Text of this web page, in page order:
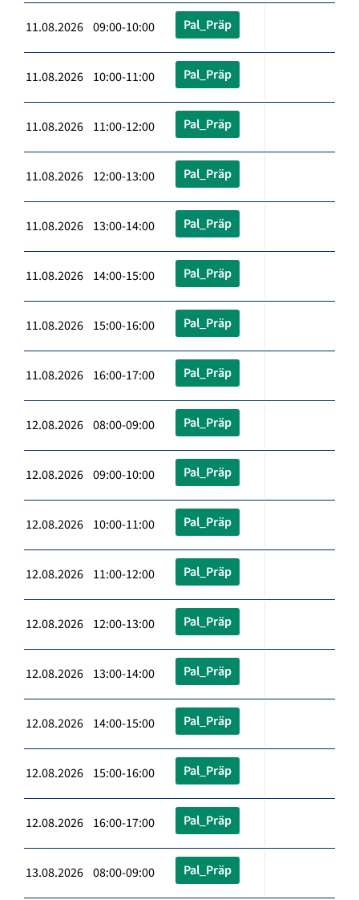
11.08.2026 09:00-10:00 Pal_Präp
11.08.2026 10:00-11:00 Pal_Präp
11.08.2026 11:00-12:00 Pal_Präp
11.08.2026 12:00-13:00 Pal_Präp
11.08.2026 13:00-14:00 Pal_Präp
11.08.2026 14:00-15:00 Pal_Präp
11.08.2026 15:00-16:00 Pal_Präp
11.08.2026 16:00-17:00 Pal_Präp
12.08.2026 08:00-09:00 Pal_Präp
12.08.2026 09:00-10:00 Pal_Präp
12.08.2026 10:00-11:00 Pal_Präp
12.08.2026 11:00-12:00 Pal_Präp
12.08.2026 12:00-13:00 Pal_Präp
12.08.2026 13:00-14:00 Pal_Präp
12.08.2026 14:00-15:00 Pal_Präp
12.08.2026 15:00-16:00 Pal_Präp
12.08.2026 16:00-17:00 Pal_Präp
13.08.2026 08:00-09:00 Pal_Präp